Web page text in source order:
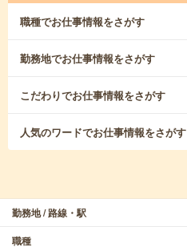
職種でお仕事情報をさがす
勤務地でお仕事情報をさがす
こだわりでお仕事情報をさがす
人気のワードでお仕事情報をさがす
勤務地 / 路線・駅
職種